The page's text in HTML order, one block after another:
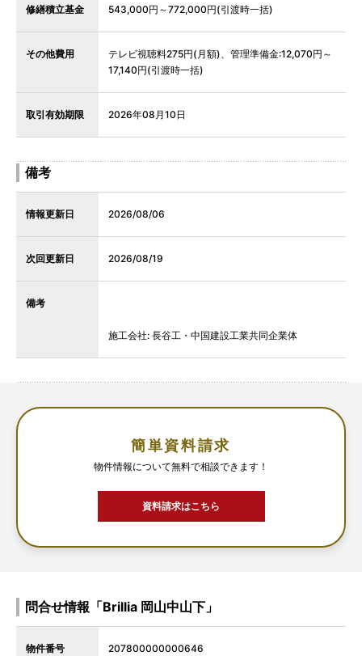
修繕積立基金 543,000円～772,000円(引渡時一括)
その他費用
テレビ視聴料275円(月額)、管理準備金:12,070円～
17,140円(引渡時一括)
取引有効期限 2026年08月10日
備考
情報更新日 2026/08/06
次回更新日 2026/08/19
備考
施工会社: 長谷工・中国建設工業共同企業体
簡単資料請求
物件情報について無料で相談できます！
資料請求はこちら
問合せ情報「Brillia 岡山中山下」
物件番号 207800000000646